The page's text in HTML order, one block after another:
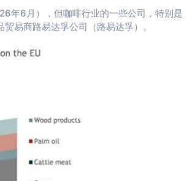
年6月），但咖啡行业的一些公司，特别是
易商路易达孚公司（路易达孚）。